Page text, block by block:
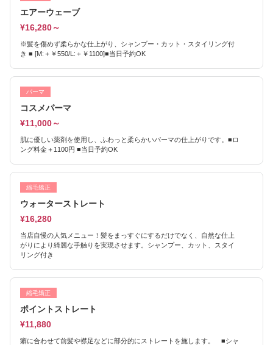
エアーウェーブ
¥16,280～
※髪を傷めず柔らかな仕上がり、シャンプー・カット・スタイリング付
き ■ [M:＋￥550/L:＋￥1100]■当日予約OK
パーマ
コスメパーマ
¥11,000～
肌に優しい薬剤を使用し、ふわっと柔らかいパーマの仕上がりです。■ロ
ング料金＋1100円 ■当日予約OK
縮毛矯正
ウォーターストレート
¥16,280
当店自慢の人気メニュー！髪をまっすぐにするだけでなく、自然な仕上
がりにより綺麗な手触りを実現させます。シャンプー、カット、スタイ
リング付き
縮毛矯正
ポイントストレート
¥11,880
癖に合わせて前髪や襟足などに部分的にストレートを施します。 ■シャ